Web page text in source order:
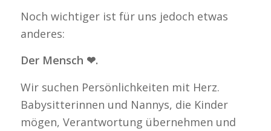
Noch wichtiger ist für uns jedoch etwas
anderes:
Der Mensch ❤.
Wir suchen Persönlichkeiten mit Herz.
Babysitterinnen und Nannys, die Kinder
mögen, Verantwortung übernehmen und